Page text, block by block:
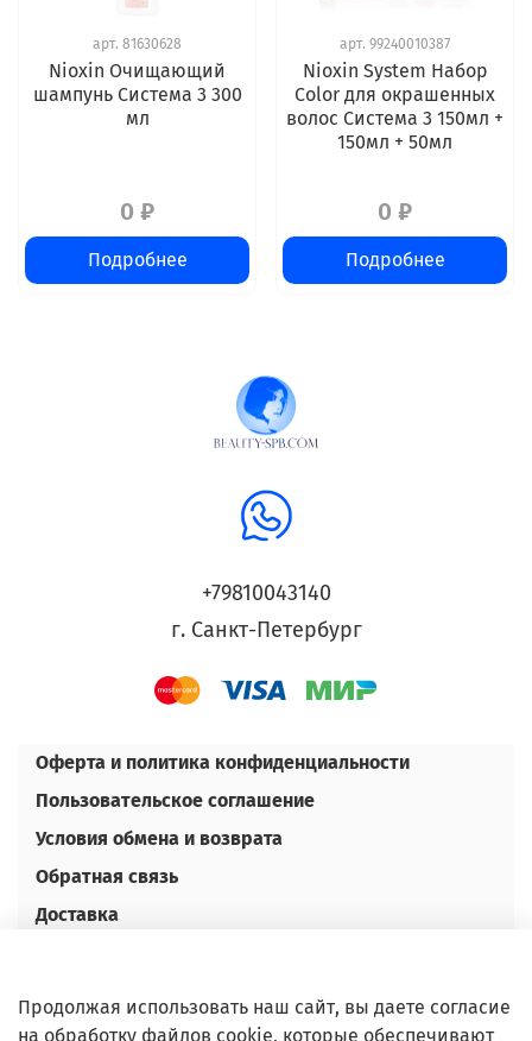
арт. 81630628
Nioxin Очищающий
шампунь Система 3 300
мл
0 ₽
Подробнее
арт. 99240010387
Nioxin System Набор
Color для окрашенных
волос Система 3 150мл +
150мл + 50мл
0 ₽
Подробнее
+79810043140
г. Санкт-Петербург
Оферта и политика конфиденциальности
Пользовательское соглашение
Условия обмена и возврата
Обратная связь
Доставка
Оптовым покупателям
Продолжая использовать наш сайт, вы даете согласие
на обработку файлов cookie, которые обеспечивают